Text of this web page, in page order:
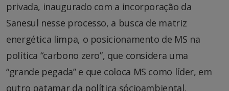
privada, inaugurado com a incorporação da
Sanesul nesse processo, a busca de matriz
energética limpa, o posicionamento de MS na
política “carbono zero”, que considera uma
“grande pegada” e que coloca MS como líder, em
outro patamar da política sócioambiental.